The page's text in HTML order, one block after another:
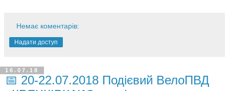
Немає коментарів:
Надати доступ
16.07.18
📅 20-22.07.2018 Подієвий ВелоПВД